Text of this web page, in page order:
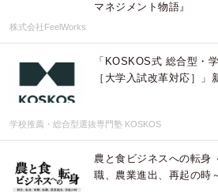
マネジメント物語』
株式会社FeelWorks
「KOSKOS式 総合型・
［大学入試改革対応］」
学校推薦・総合型選抜専門塾 KOSKOS
農と食ビジネスへの転身
職、農業進出、再起の時